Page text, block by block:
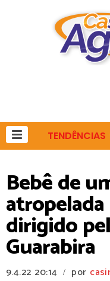
TENDÊNCIAS
Bebê de
dirigido
Guarabira
9.4.22 20:14 / por